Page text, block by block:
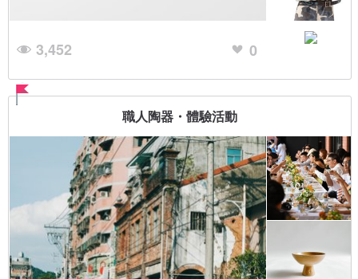
3,452 0
職人陶器・體驗活動